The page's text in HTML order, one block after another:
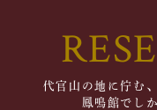
代官山の地に佇む
鳳鳴館でし